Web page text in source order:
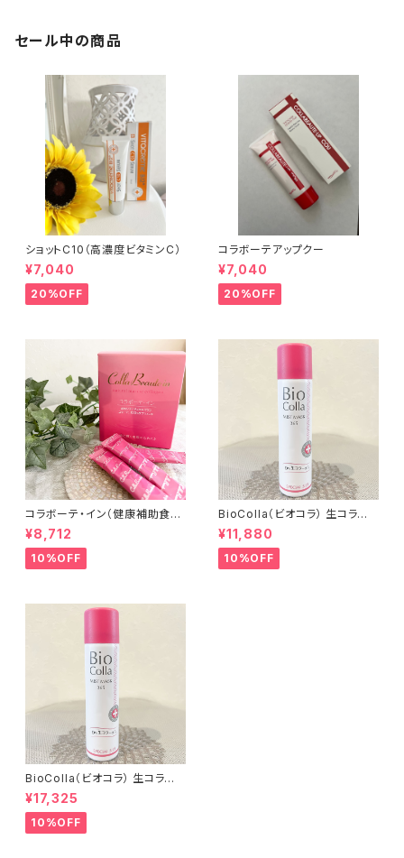
セール中の商品
ショットC10（高濃度ビタミンC）
¥7,040
20%OFF
コラボーテアップクー
¥7,040
20%OFF
コラボーテ・イン（健康補助食
品・サプリメント）2g × 30包
¥8,712
10%OFF
BioColla（ビオコラ） 生コラー
ゲンミストマスク365 50ml
¥11,880
10%OFF
BioColla（ビオコラ） 生コラー
ゲンミストマスク365 75ml
¥17,325
10%OFF